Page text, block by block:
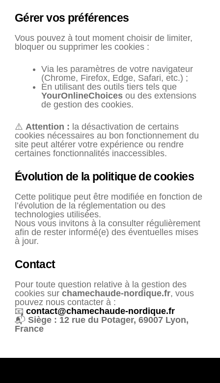
Gérer vos préférences
Vous pouvez à tout moment choisir de limiter,
bloquer ou supprimer les cookies :
Via les paramètres de votre navigateur
(Chrome, Firefox, Edge, Safari, etc.) ;
En utilisant des outils tiers tels que
YourOnlineChoices ou des extensions
de gestion des cookies.
⚠️ Attention : la désactivation de certains
cookies nécessaires au bon fonctionnement du
site peut altérer votre expérience ou rendre
certaines fonctionnalités inaccessibles.
Évolution de la politique de cookies
Cette politique peut être modifiée en fonction de
l’évolution de la réglementation ou des
technologies utilisées.
Nous vous invitons à la consulter régulièrement
afin de rester informé(e) des éventuelles mises
à jour.
Contact
Pour toute question relative à la gestion des
cookies sur chamechaude-nordique.fr, vous
pouvez nous contacter à :
📧 contact@chamechaude-nordique.fr
📬 Siège : 12 rue du Potager, 69007 Lyon,
France